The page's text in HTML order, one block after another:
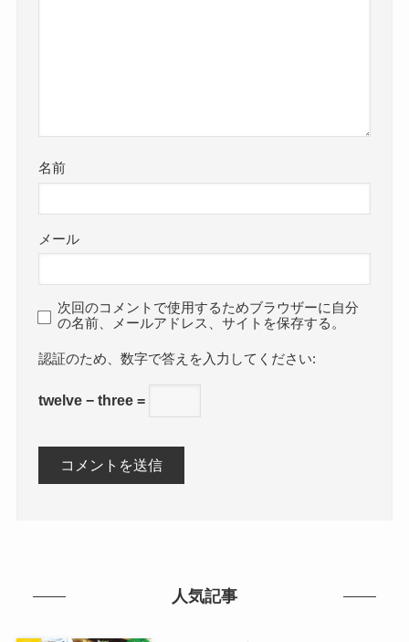
名前
メール
次回のコメントで使用するためブラウザーに自分
の名前、メールアドレス、サイトを保存する。
数字で答えを入力してください:
twelve − three =
人気記事